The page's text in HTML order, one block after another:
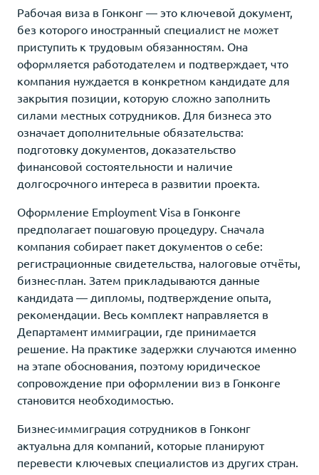
Рабочая виза в Гонконг — это ключевой документ,
без которого иностранный специалист не может
приступить к трудовым обязанностям. Она
оформляется работодателем и подтверждает, что
компания нуждается в конкретном кандидате для
закрытия позиции, которую сложно заполнить
силами местных сотрудников. Для бизнеса это
означает дополнительные обязательства:
подготовку документов, доказательство
финансовой состоятельности и наличие
долгосрочного интереса в развитии проекта.
Оформление Employment Visa в Гонконге
предполагает пошаговую процедуру. Сначала
компания собирает пакет документов о себе:
регистрационные свидетельства, налоговые отчёты,
бизнес-план. Затем прикладываются данные
кандидата — дипломы, подтверждение опыта,
рекомендации. Весь комплект направляется в
Департамент иммиграции, где принимается
решение. На практике задержки случаются именно
на этапе обоснования, поэтому юридическое
сопровождение при оформлении виз в Гонконге
становится необходимостью.
Бизнес-иммиграция сотрудников в Гонконг
актуальна для компаний, которые планируют
перевести ключевых специалистов из других стран.